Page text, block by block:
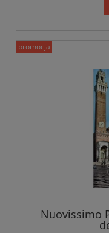
Nuovissimo
promocja